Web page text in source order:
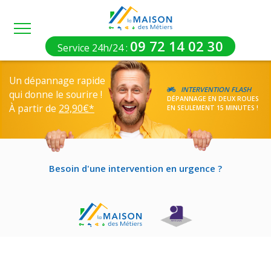
Service 24h/24 09 72 14 02 30
Un dépannage rapide
qui donne le sourire !
À partir de 29,90€*
INTERVENTION FLASH
DÉPANNAGE EN DEUX ROUES
EN SEULEMENT 15 MINUTES !
Besoin d'une intervention en urgence ?